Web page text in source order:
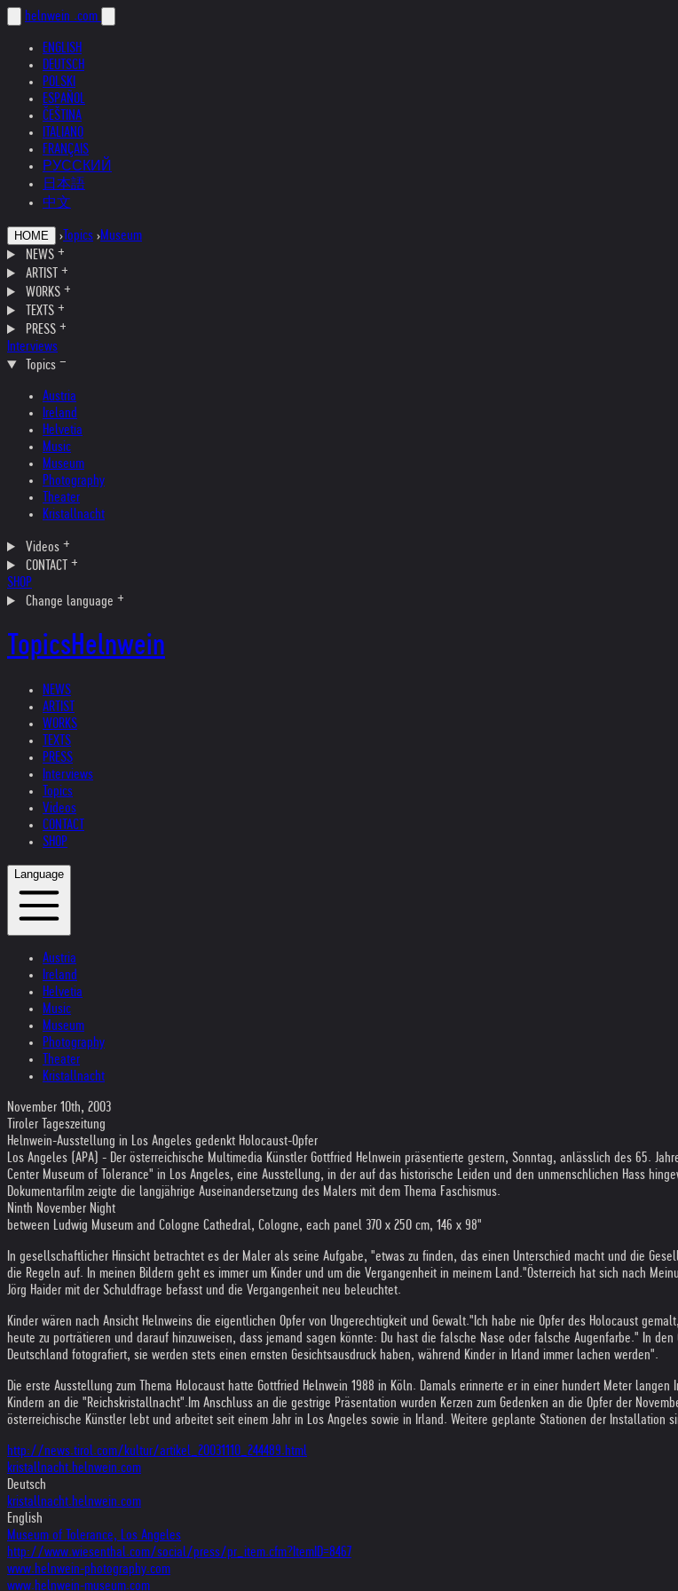
helnwein .com
ENGLISH
DEUTSCH
POLSKI
ESPAÑOL
ČEŠTINA
ITALIANO
FRANÇAIS
РУССКИЙ
日本語
中文
HOME › Topics ›Museum
NEWS
ARTIST
WORKS
TEXTS
PRESS
Interviews
Topics
Austria
Ireland
Helvetia
Music
Museum
Photography
Theater
Kristallnacht
Videos
CONTACT
SHOP
Change language
TopicsHelnwein
NEWS
ARTIST
WORKS
TEXTS
PRESS
Interviews
Topics
Videos
CONTACT
SHOP
Language
Austria
Ireland
Helvetia
Music
Museum
Photography
Theater
Kristallnacht
November 10th, 2003
Tiroler Tageszeitung
Helnwein-Ausstellung in Los Angeles gedenkt Holocaust-Opfer
Los Angeles (APA) - Der österreichische Multimedia Künstler Gottfried Helnwein präsentierte gestern, Sonntag, anlässlich des 65.
Center Museum of Tolerance" in Los Angeles, eine Ausstellung, in der auf das historische Leiden und den unmenschlichen Hass
Dokumentarfilm zeigte die langjährige Auseinandersetzung des Malers mit dem Thema Faschismus.
Ninth November Night
between Ludwig Museum and Cologne Cathedral, Cologne, each panel 370 x 250 cm, 146 x 98"
In gesellschaftlicher Hinsicht betrachtet es der Maler als seine Aufgabe, "etwas zu finden, das einen Unterschied macht und die
die Regeln auf. In meinen Bildern geht es immer um Kinder und um die Vergangenheit in meinem Land."Österreich hat sich nach
Jörg Haider mit der Schuldfrage befasst und die Vergangenheit neu beleuchtet.
Kinder wären nach Ansicht Helnweins die eigentlichen Opfer von Ungerechtigkeit und Gewalt."Ich habe nie Opfer des Holocaust
heute zu porträtieren und darauf hinzuweisen, dass jemand sagen könnte: Du hast die falsche Nase oder falsche Augenfarbe." In
Deutschland fotografiert, sie werden stets einen ernsten Gesichtsausdruck haben, während Kinder in Irland immer lachen werden".
Die erste Ausstellung zum Thema Holocaust hatte Gottfried Helnwein 1988 in Köln. Damals erinnerte er in einer hundert Meter
Kindern an die "Reichskristallnacht". Im Anschluss an die gestrige Präsentation wurden Kerzen zum Gedenken an die Opfer der
österreichische Künstler lebt und arbeitet seit einem Jahr in Los Angeles sowie in Irland. Weitere geplante Stationen der Installation
http://news.tirol.com/kultur/artikel_20031110_244489.html
kristallnacht.helnwein.com
Deutsch
kristallnacht.helnwein.com
English
Museum of Tolerance, Los Angeles
http://www.wiesenthal.com/social/press/pr_item.cfm?ItemID=8467
www.helnwein-photography.com
www.helnwein-museum.com